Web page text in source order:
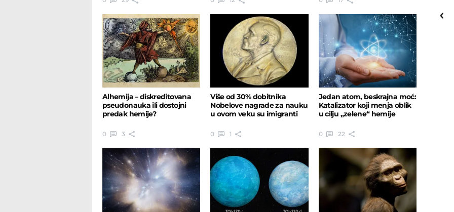
Alhemija – diskreditovana
pseudonauka ili dostojni
predak hemije?
0 3
Više od 30% dobitnika
Nobelove nagrade za nauku
u ovom veku su imigranti
0 1
Jedan atom, beskrajna moć:
Katalizator koji menja oblik
u cilju „zelene“ hemije
0 22
25
Priština